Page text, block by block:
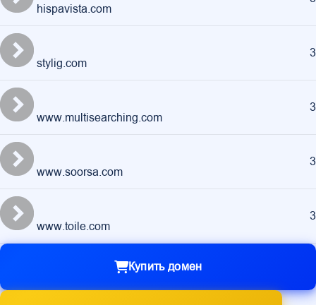
hispavista.com
stylig.com
3
www.multisearching.com
3
www.soorsa.com
3
www.toile.com
3
Купить домен